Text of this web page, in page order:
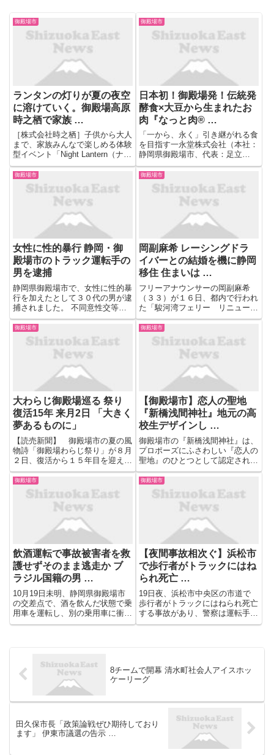
御殿場市
ランタンの灯りが夏の夜空
に溶けていく。御殿場高原
時之栖で家族 …
［株式会社時之栖］子供から大人
まで、家族みんなで楽しめる体験
型イベント「Night Lantern（ナイ
トランタン）」開催ナイトランタ
ン 宿泊施設やレストラン、温浴
施設を有する複合レジャー施設、
株式会社時之栖（静岡県御殿場市
神山、代表取締役...
御殿場市
日本初！御殿場発！伝統発
酵食×大豆から生まれたお
肉『なっと肉® …
「一から、永く」引き継がれる食
を目指す一永堂株式会社（本社：
静岡県御殿場市、代表：足立
香）は、2026年3月15日（日）
11:00より、「なっと肉 ®️ （納豆
肉）」を販売する なっとう肉屋
『一永堂 御殿場本店』をオープ
御殿場市
女性に性的暴行 静岡・御
殿場市のトラック運転手の
男を逮捕
静岡県御殿場市で、女性に性的暴
行を加えたとして３０代の男が逮
捕されました。 不同意性交等の
疑いで逮捕されたのは、御殿場市
に住むトラック運転手の男（３
５）です。警察によると、男は１
８日午後５時ごろ、御殿場市内で
女性に性的暴行を加えた疑惑がも
御殿場市
岡副麻希 レーシングドラ
イバーとの結婚を機に静岡
移住 住まいは …
フリーアナウンサーの岡副麻希
（３３）が１６日、都内で行われ
た「駿河湾フェリー リニューア
ル就航記念イベント」に出席し
た。 ２２年にレーシングドライ
バーの蒲生尚弥との結婚を発表
し、現在は静岡に移住。「御殿場
市に住んでおりまして、今の時期
御殿場市
大わらじ御殿場巡る 祭り
復活15年 来月2日 「大きく
夢あるものに」
【読売新聞】 御殿場市の夏の風
物詩「御殿場わらじ祭り」が８月
２日、復活から１５年目を迎え
る。富士登山の安全祈願と良縁成
就の願いが込められた大わらじ
（全長３メートル、幅１・２メー
トル、重さ８０キロ・グラム）が
女性たちに担がれて市内を巡 ...
御殿場市
【御殿場市】恋人の聖地
『新橋浅間神社』地元の高
校生デザインし …
御殿場市の『新橋浅間神社』は、
プロポーズにふさわしい『恋人の
聖地』のひとつとして認定されて
います。 富士山東表口参道宮と
して、御殿場の地に鎮座する『新
橋浅間神社』。 建久4年(1193)に
源頼朝が富士の巻狩りをしたとき
の創建された、応保元年...
御殿場市
飲酒運転で事故被害者を救
護せずそのまま逃走か ブ
ラジル国籍の男 …
10月19日未明、静岡県御殿場市
の交差点で、酒を飲んだ状態で乗
用車を運転し、別の乗用車に衝突
したにもかかわらず、そのまま逃
故不申告・救護措置義務違反・...
御殿場市
【夜間事故相次ぐ】浜松市
で歩行者がトラックにはね
られ死亡 …
19日夜、浜松市中央区の市道で
歩行者がトラックにはねられ死亡
する事故があり、警察は運転手の
男を現行犯逮捕しました。 警察
8チームで開幕 清水町社会人アイスホッ
ケーリーグ
田久保市長「政策論戦ぜひ期待しており
ます」 伊東市議選の告示 …